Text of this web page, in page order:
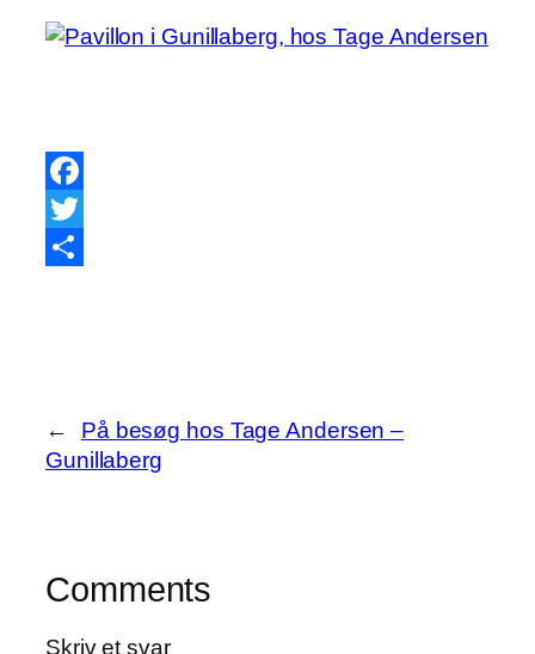
Facebook
Twitter
←
På besøg hos Tage Andersen –
Gunillaberg
Comments
Skriv et svar